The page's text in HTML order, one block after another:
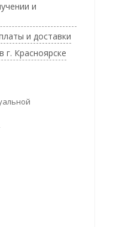
и
и доставки
г. Красноярске